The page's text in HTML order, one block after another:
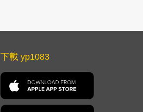
下載 yp1083